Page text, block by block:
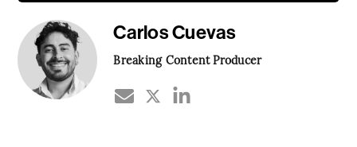
Carlos Cuevas
Breaking Content Producer